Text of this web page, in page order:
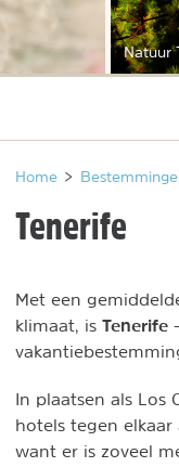
Natuur
Home >
Tenerife
Met een
klimaat, is Tenerife
In plaatsen als Los
hotels tegen elkaar
want er is zoveel